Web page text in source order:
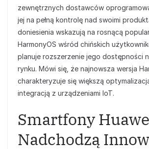
zewnętrznych dostawców
jej na pełną kontrolę nad swoimi
doniesienia wskazują na rosnącą
HarmonyOS wśród chińskich
planuje rozszerzenie jego dostępności
rynku. Mówi się, że najnowsza wersja
charakteryzuje się większą
integracją z urządzeniami IoT.
Smartfony
Nadchodzą